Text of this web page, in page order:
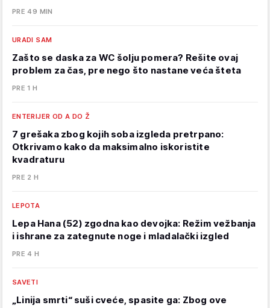
PRE 49 MIN
URADI SAM
Zašto se daska za WC šolju pomera? Rešite ovaj
problem za čas, pre nego što nastane veća šteta
PRE 1 H
ENTERIJER OD A DO Ž
7 grešaka zbog kojih soba izgleda pretrpano:
Otkrivamo kako da maksimalno iskoristite
kvadraturu
PRE 2 H
LEPOTA
Lepa Hana (52) zgodna kao devojka: Režim vežbanja
i ishrane za zategnute noge i mladalački izgled
PRE 4 H
SAVETI
„Linija smrti“ suši cveće, spasite ga: Zbog ove